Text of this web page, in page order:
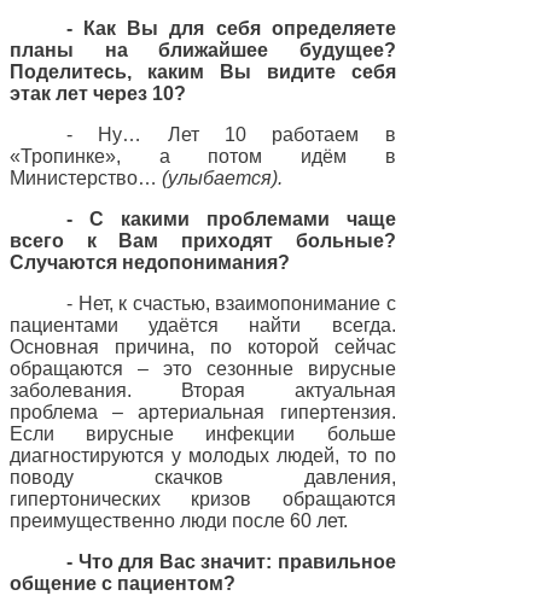
- Как Вы для себя определяете
планы на ближайшее будущее?
Поделитесь, каким Вы видите себя
этак лет через 10?
- Ну… Лет 10 работаем в
«Тропинке», а потом идём в
Министерство… (улыбается).
- С какими проблемами чаще
всего к Вам приходят больные?
Случаются недопонимания?
- Нет, к счастью, взаимопонимание с
пациентами удаётся найти всегда.
Основная причина, по которой сейчас
обращаются – это сезонные вирусные
заболевания. Вторая актуальная
проблема – артериальная гипертензия.
Если вирусные инфекции больше
диагностируются у молодых людей, то по
поводу скачков давления,
гипертонических кризов обращаются
преимущественно люди после 60 лет.
- Что для Вас значит: правильное
общение с пациентом?